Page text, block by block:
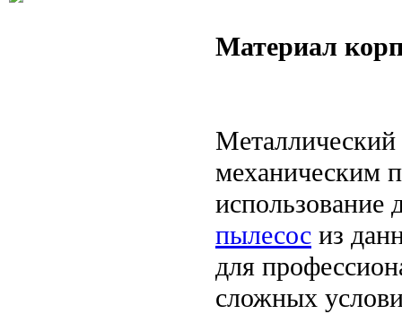
Материал
Металлический
механическим
использование
пылесос из
для
сложных